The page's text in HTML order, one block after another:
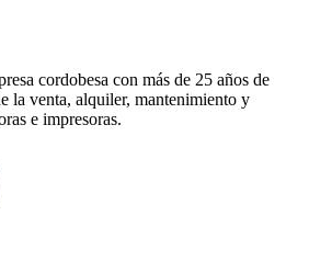
cordobesa con más de 25 años de
la venta, alquiler, mantenimiento y
e impresoras.